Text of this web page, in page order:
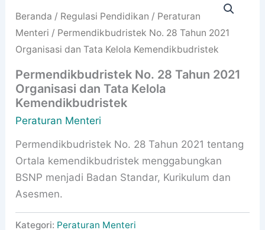
Beranda / Regulasi Pendidikan / Peraturan
Menteri / Permendikbudristek No. 28 Tahun 2021
Organisasi dan Tata Kelola Kemendikbudristek
Permendikbudristek No. 28 Tahun 2021
Organisasi dan Tata Kelola
Kemendikbudristek
Peraturan Menteri
Permendikbudristek No. 28 Tahun 2021 tentang
Ortala kemendikbudristek menggabungkan
BSNP menjadi Badan Standar, Kurikulum dan
Asesmen.
Kategori: Peraturan Menteri